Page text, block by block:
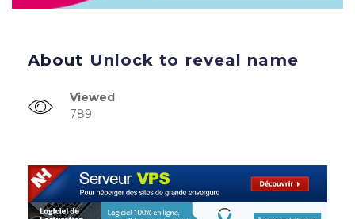
About Unlock to reveal name
Viewed
789